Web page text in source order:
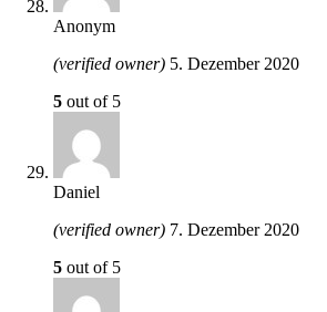
Anonym
(verified owner) 5. Dezember 2020
5 out of 5
Daniel
(verified owner) 7. Dezember 2020
5 out of 5